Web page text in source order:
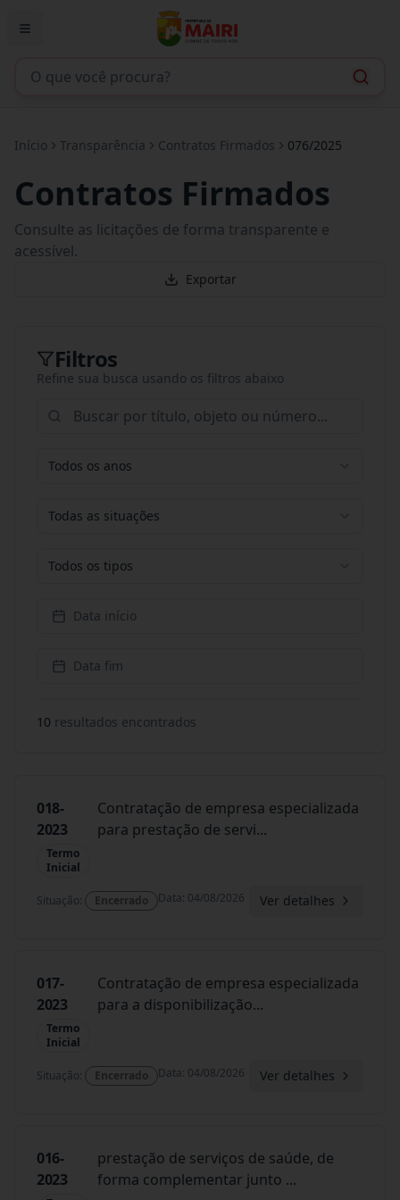
Início Transparência Contratos Firmados 076/2025
Contratos Firmados
Consulte as licitações de forma transparente e
acessível.
Exportar
Filtros
Refine sua busca usando os filtros abaixo
Todos os anos
Todas as situações
Todos os tipos
Data início
Data fim
10 resultados encontrados
018-
2023
Termo
Inicial
Contratação de empresa especializada
para prestação de servi...
Situação: Encerrado Data: 04/08/2026 Ver detalhes
017-
2023
Termo
Inicial
Contratação de empresa especializada
para a disponibilização...
Situação: Encerrado Data: 04/08/2026 Ver detalhes
016-
2023
prestação de serviços de saúde, de
forma complementar junto ...